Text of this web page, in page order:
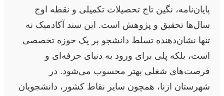
پایان‌نامه، نگین تاج تحصیلات تکمیلی و نقطه اوج
سال‌ها تحقیق و پژوهش است. این سند آکادمیک نه
تنها نشان‌دهنده تسلط دانشجو بر یک حوزه تخصصی
است، بلکه پلی برای ورود به دنیای حرفه‌ای و
فرصت‌های شغلی بهتر محسوب می‌شود. در
شهرستان ازنا، همچون سایر نقاط کشور، دانشجویان